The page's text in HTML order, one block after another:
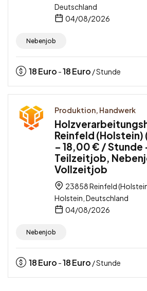
Deutschland
04/08/2026
Nebenjob
18Euro -18Euro / Stunde
Produktion, Handwerk
Reinfeld
– 18,00 € / Stunde
Teilzeitjob,
Vollzeitjob
23858 Reinfeld
Holstein, Deutschland
04/08/2026
Nebenjob
18Euro -18Euro / Stunde